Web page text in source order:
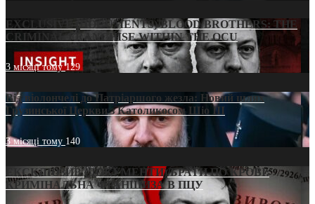
EXCLUSIVE (DOCUMENTS)/BLOOD BROTHERS: THE
CRIMINAL FRANCHISE WITHIN THE OCU
3 місяці тому129
Від віолончелі до Патріаршого жезла: Новий шлях
Грузинської Церкви з Католикосом Шіо III
3 місяці тому 140
ЕКСКЛЮЗИВ (ДОКУМЕНТИ)/БРАТИ ПО КРОВІ:
КРИМІНАЛЬНА ФРАНШИЗА В ПЦУ